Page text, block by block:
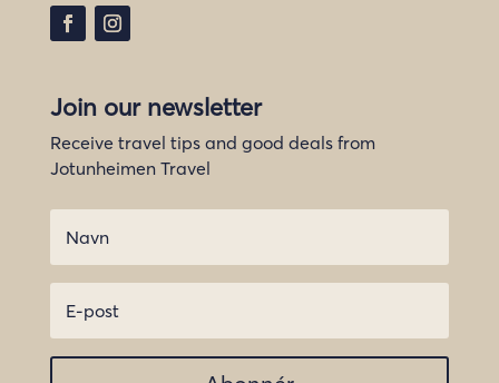
Join our newsletter
Receive travel tips and good deals from
Jotunheimen Travel